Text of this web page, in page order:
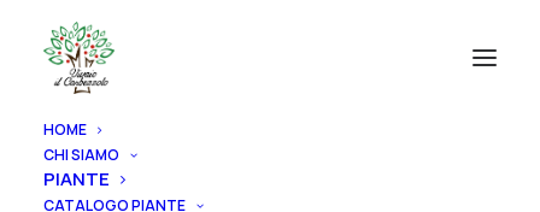
HOME
CHI SIAMO
PIANTE
CATALOGO PIANTE